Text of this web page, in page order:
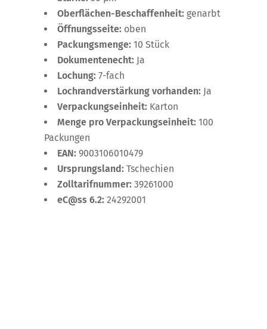
Oberflächen-Beschaffenheit: genarbt
Öffnungsseite: oben
Packungsmenge: 10 Stück
Dokumentenecht: Ja
Lochung: 7-fach
Lochrandverstärkung vorhanden: Ja
Verpackungseinheit: Karton
Menge pro Verpackungseinheit: 100
Packungen
EAN: 9003106010479
Ursprungsland: Tschechien
Zolltarifnummer: 39261000
eC@ss 6.2: 24292001